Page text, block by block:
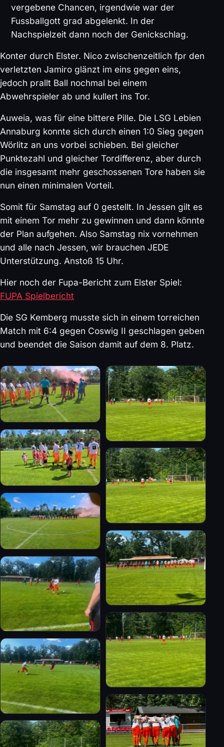
vergebene Chancen, irgendwie war der
Fussballgott grad abgelenkt. In der
Nachspielzeit dann noch der Genickschlag.
Konter durch Elster. Nico zwischenzeitlich fpr den
verletzten Jamiro glänzt im eins gegen eins,
jedoch prallt Ball nochmal bei einem
Abwehrspieler ab und kullert ins Tor.
Auweia, was für eine bittere Pille. Die LSG Lebien
Annaburg konnte sich durch einen 1:0 Sieg gegen
Wörlitz an uns vorbei schieben. Bei gleicher
Punktezahl und gleicher Tordifferenz, aber durch
die insgesamt mehr geschossenen Tore haben sie
nun einen minimalen Vorteil.
Somit für Samstag auf 0 gestellt. In Jessen gilt es
mit einem Tor mehr zu gewinnen und dann könnte
der Plan aufgehen. Also Samstag nix vornehmen
und alle nach Jessen, wir brauchen JEDE
Unterstützung. Anstoß 15 Uhr.
Hier noch der Fupa-Bericht zum Elster Spiel:
FUPA Spielbericht
Die SG Kemberg musste sich in einem torreichen
Match mit 6:4 gegen Coswig II geschlagen geben
und beendet die Saison damit auf dem 8. Platz.